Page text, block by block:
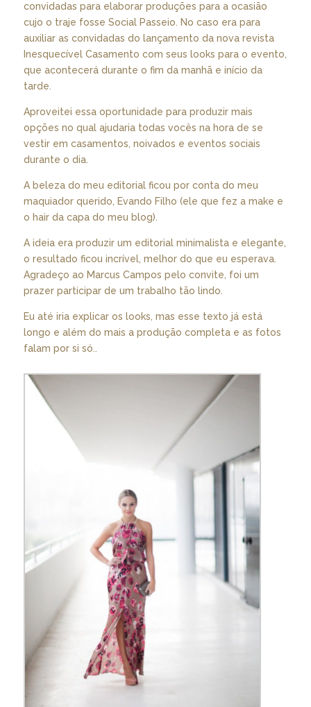
convidadas para elaborar produções para a ocasião
cujo o traje fosse Social Passeio. No caso era para
auxiliar as convidadas do lançamento da nova revista
Inesquecível Casamento com seus looks para o evento,
que acontecerá durante o fim da manhã e início da
tarde.
Aproveitei essa oportunidade para produzir mais
opções no qual ajudaria todas vocês na hora de se
vestir em casamentos, noivados e eventos sociais
durante o dia.
A beleza do meu editorial ficou por conta do meu
maquiador querido, Evando Filho (ele que fez a make e
o hair da capa do meu blog).
A ideia era produzir um editorial minimalista e elegante,
o resultado ficou incrível, melhor do que eu esperava.
Agradeço ao Marcus Campos pelo convite, foi um
prazer participar de um trabalho tão lindo.
Eu até iria explicar os looks, mas esse texto já está
longo e além do mais a produção completa e as fotos
falam por si só..